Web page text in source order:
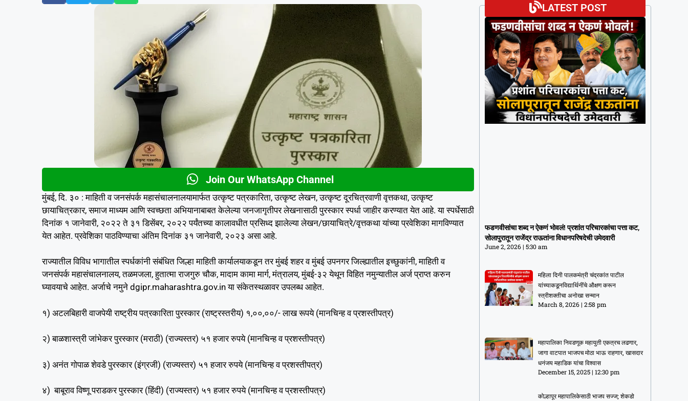
Join Our WhatsApp Channel
मुंबई, दि. ३० : माहिती व जनसंपर्क महासंचालनालयामार्फत उत्कृष्ट पत्रकारिता, उत्कृष्ट लेखन, उत्कृष्ट दूरचित्रवाणी वृत्तकथा, उत्कृष्ट
छायाचित्रकार, समाज माध्यम आणि स्वच्छता अभियानाबाबत केलेल्या जनजागृतीपर लेखनासाठी पुरस्कार स्पर्धा जाहीर करण्यात येत आहे. या स्पर्धेसाठी
दिनांक १ जानेवारी, २०२२ ते ३१ डिसेंबर, २०२२ पर्यंतच्या कालावधीत प्रसिध्द झालेल्या लेखन/छायाचित्रे/वृत्तकथा यांच्या प्रवेशिका मागविण्यात
येत आहेत. प्रवेशिका पाठविण्याचा अंतिम दिनांक ३१ जानेवारी, २०२३ असा आहे.
राज्यातील विविध भागातील स्पर्धकांनी संबंधित जिल्हा माहिती कार्यालयाकडून तर मुंबई शहर व मुंबई उपनगर जिल्ह्यातील इच्छुकांनी, माहिती व
जनसंपर्क महासंचालनालय, तळमजला, हुतात्मा राजगुरु चौक, मादाम कामा मार्ग, मंत्रालय, मुंबई-३२ येथून विहित नमुन्यातील अर्ज प्राप्त करुन
घ्यावयाचे आहेत. अर्जाचे नमुने dgipr.maharashtra.gov.in या संकेतस्थळावर उपलब्ध आहेत.
१) अटलबिहारी वाजपेयी राष्ट्रीय पत्रकारिता पुरस्कार (राष्ट्रस्तरीय) १,००,००/- लाख रूपये (मानचिन्ह व प्रशस्तीपत्र)
२) बाळशास्त्री जांभेकर पुरस्कार (मराठी) (राज्यस्तर) ५१ हजार रुपये (मानचिन्ह व प्रशस्तीपत्र)
३) अनंत गोपाळ शेवडे पुरस्कार (इंग्रजी) (राज्यस्तर) ५१ हजार रुपये (मानचिन्ह व प्रशस्तीपत्र)
४) बाबूराव विष्णू पराडकर पुरस्कार (हिंदी) (राज्यस्तर) ५१ हजार रुपये (मानचिन्ह व प्रशस्तीपत्र)
LATEST POST
फडणवीसांचा शब्द न ऐकणं भोवलं! प्रशांत परिचारकांचा पत्ता कट,
सोलापुरातून राजेंद्र राऊतांना विधानपरिषदेची उमेदवारी
June 2, 2026 5:30 am
राऊतांना विधानपरिषदेची उमेदवारी
June 2, 20265:30 am
महिला दिनी पालकमंत्री चंद्रकांत पाटील
यांच्याकडूनविद्यार्थिनींचे औक्षण करून
स्त्रीशक्तीचा अनोखा सन्मान
March 8, 2026 2:58 pm
महापालिका निवडणूक महायुती एकत्रच लढणार,
जागा वाटपात भाजपच मोठा भाऊ राहणार, खासदार
धनंजय महाडिक यांचा विश्वास
December 15, 2025 12:30 pm
कोल्हापूर महापालिकेसाठी भाजप सज्ज; शेकडो